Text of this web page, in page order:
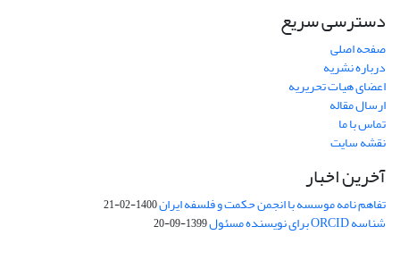
دسترسی سریع
صفحه اصلی
درباره نشریه
اعضای هیات تحریریه
ارسال مقاله
تماس با ما
نقشه سایت
آخرین اخبار
تفاهم نامه موسسه با انجمن حکمت و فلسفه ایران1400-02-21
شناسه ORCID برای نویسنده مسئول 1399-09-20